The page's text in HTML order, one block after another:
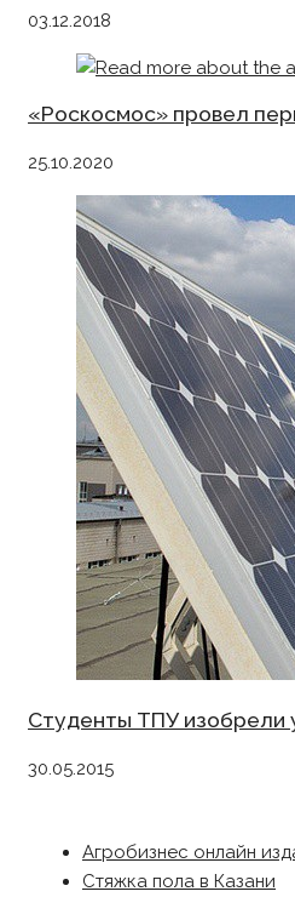
03.12.2018
«Роскосмос» провел
25.10.2020
Студенты ТПУ изобрели
30.05.2015
Агробизнес онлайн
Стяжка пола в Казани